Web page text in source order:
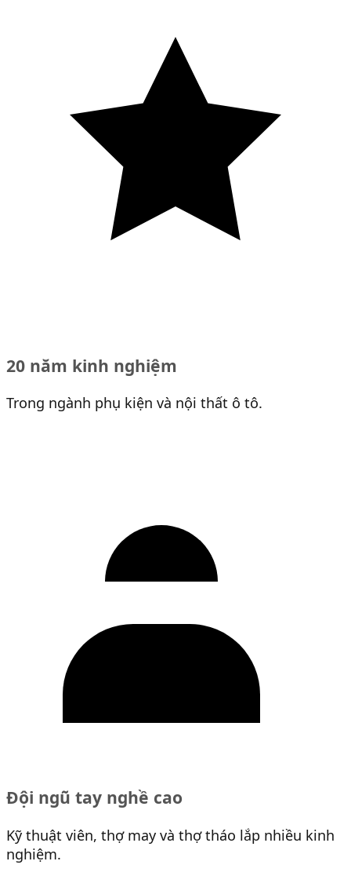
20 năm kinh nghiệm
Trong ngành phụ kiện và nội thất ô tô.
Đội ngũ tay nghề cao
Kỹ thuật viên, thợ may và thợ tháo lắp nhiều kinh
nghiệm.